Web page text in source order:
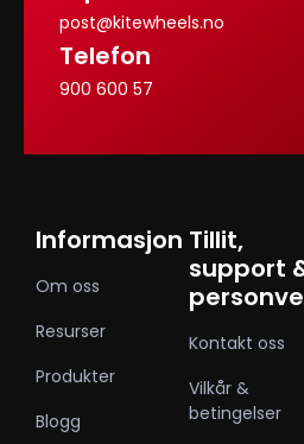
post@kitewheels.no
Telefon
900 600 57
Informasjon
Om oss
Resurser
Produkter
Blogg
Tillit,
support
Kontakt oss
Vilkår &
betingelser